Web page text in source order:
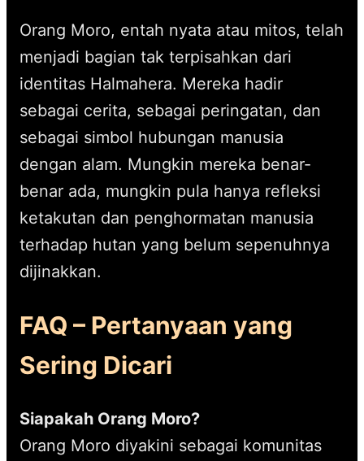
Orang Moro, entah nyata atau mitos, telah
menjadi bagian tak terpisahkan dari
identitas Halmahera. Mereka hadir
sebagai cerita, sebagai peringatan, dan
sebagai simbol hubungan manusia
dengan alam. Mungkin mereka benar-
benar ada, mungkin pula hanya refleksi
ketakutan dan penghormatan manusia
terhadap hutan yang belum sepenuhnya
dijinakkan.
FAQ – Pertanyaan yang
Sering Dicari
Siapakah Orang Moro?
Orang Moro diyakini sebagai komunitas